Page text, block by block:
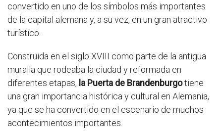
convertido en uno de los símbolos más importantes
de la capital alemana y, a su vez, en un gran atractivo
turístico.
Construida en el siglo XVIII como parte de la antigua
muralla que rodeaba la ciudad y reformada en
diferentes etapas, la Puerta de Brandenburgotiene
una gran importancia histórica y cultural en Alemania,
ya que se ha convertido en el escenario de muchos
acontecimientos importantes.